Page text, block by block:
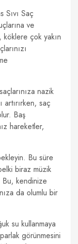
Sıvı Saç
ve
köklere çok yakın
nazik
artırırken, saç
Baş
hareketler,
Bu süre
biraz müzik
kendinize
da olumlu bir
su kullanmaya
görünmesini